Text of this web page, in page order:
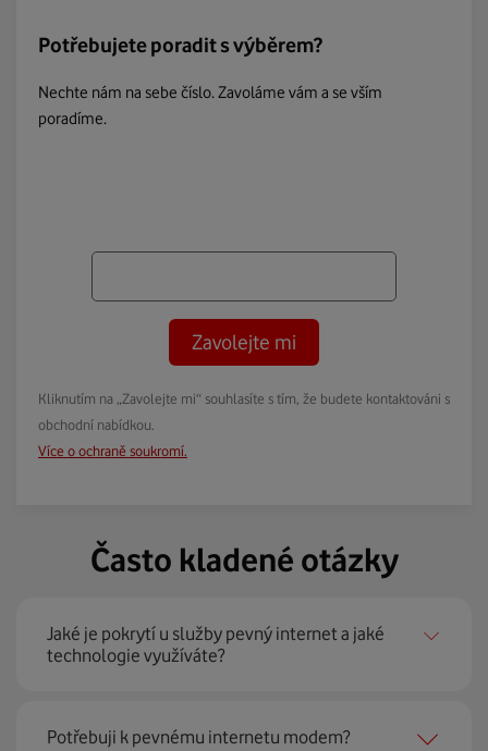
Potřebujete poradit s výběrem?
Nechte nám na sebe číslo. Zavoláme vám a se vším
poradíme.
Zavolejte mi
Kliknutím na „Zavolejte mi“ souhlasíte s tím, že budete kontaktováni s
obchodní nabídkou.
Více o ochraně soukromí.
Často kladené otázky
Jaké je pokrytí u služby pevný internet a jaké
technologie využíváte?
Pevný internet můžeme nabídnout
Potřebuji k pevnému internetu modem?